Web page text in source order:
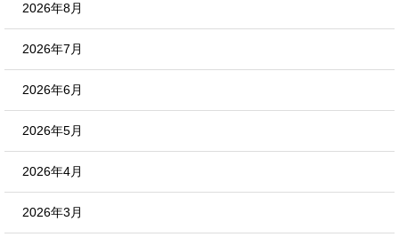
2026年8月
2026年7月
2026年6月
2026年5月
2026年4月
2026年3月